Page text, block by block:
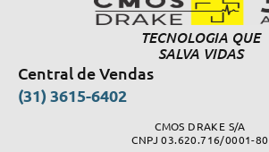
TECNOLOGIA QUE
SALVA VIDAS
Central de Vendas
(31) 3615-6402
CMOS DRAKE S/A
CNPJ 03.620.716/0001-80